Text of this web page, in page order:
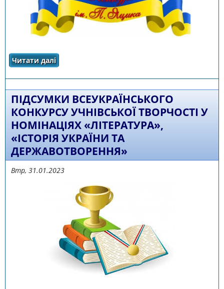
Читати далі
Міжнародного конкурсу з української мови
ПІДСУМКИ ВСЕУКРАЇНСЬКОГО
КОНКУРСУ УЧНІВСЬКОЇ ТВОРЧОСТІ У
НОМІНАЦІЯХ «ЛІТЕРАТУРА»,
«ІСТОРІЯ УКРАЇНИ ТА
ДЕРЖАВОТВОРЕННЯ»
Втр, 31.01.2023